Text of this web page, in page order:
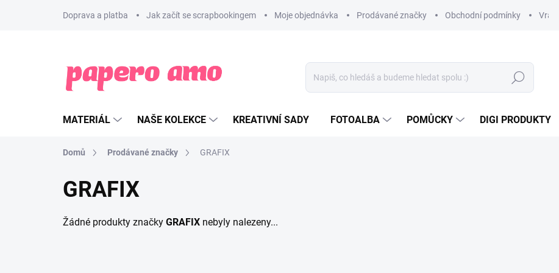
Doprava a platba Jak začít se scrapbookingem Moje objednávka Prodávané značky Obchodní podmínky
Hledat
MATERIÁL NAŠE KOLEKCE KREATIVNÍ SADY FOTOALBA POMŮCKY DIGI PRODUKTY
Domů Prodávané značky GRAFIX
GRAFIX
Žádné produkty značky GRAFIX nebyly nalezeny...